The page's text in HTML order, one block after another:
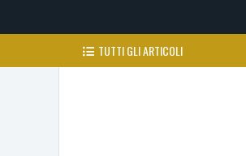
TUTTI GLI ARTICOLI